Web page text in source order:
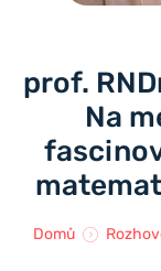
prof.
Na
Domů